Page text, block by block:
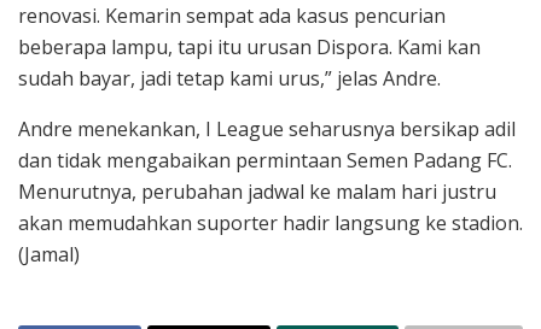
renovasi. Kemarin sempat ada kasus pencurian
beberapa lampu, tapi itu urusan Dispora. Kami kan
sudah bayar, jadi tetap kami urus,” jelas Andre.
Andre menekankan, I League seharusnya bersikap adil
dan tidak mengabaikan permintaan Semen Padang FC.
Menurutnya, perubahan jadwal ke malam hari justru
akan memudahkan suporter hadir langsung ke stadion.
(Jamal)